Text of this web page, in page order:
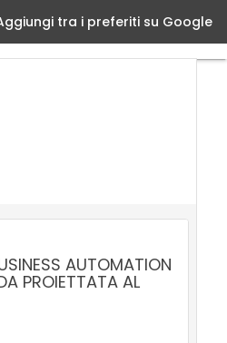
tra i preferiti su Google
Things?Ultimi
articoli
AI
AUTOMATION
PROIETTATA AL